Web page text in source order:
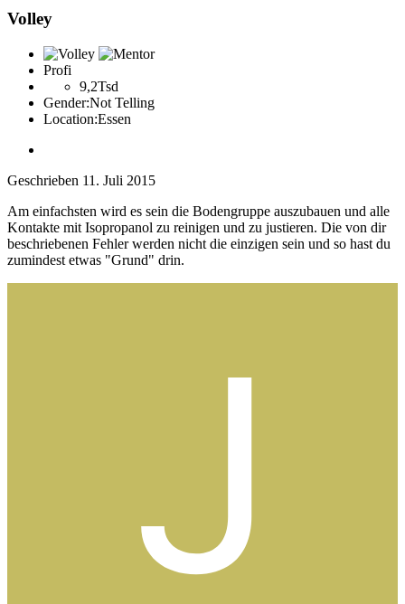
Volley
Profi
9,2Tsd
Gender:Not Telling
Location:Essen
Geschrieben 11. Juli 2015
Am einfachsten wird es sein die Bodengruppe auszubauen und alle
Kontakte mit Isopropanol zu reinigen und zu justieren. Die von dir
beschriebenen Fehler werden nicht die einzigen sein und so hast du
zumindest etwas "Grund" drin.